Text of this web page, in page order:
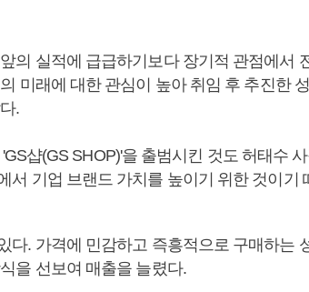
의 실적에 급급하기보다 장기적 관점에서
미래에 대한 관심이 높아 취임 후 추진한
.
샵(GS SHOP)'을 출범시킨 것도 허태수
서 기업 브랜드 가치를 높이기 위한 것이기
다. 가격에 민감하고 즉흥적으로 구매하는
을 선보여 매출을 늘렸다.